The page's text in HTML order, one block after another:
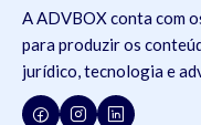
A ADVBOX conta com
para produzir os
jurídico, tecnologia e